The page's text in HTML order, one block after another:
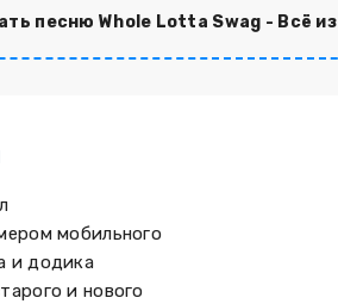
песню Whole Lotta Swag - Всё
мобильного
и додика
и нового